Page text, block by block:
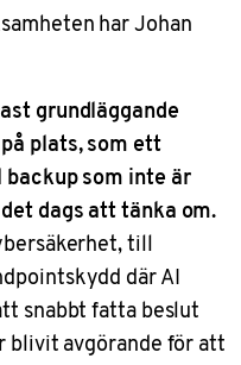
har Johan
grundläggande
plats, som ett
som inte är
dags att tänka om.
till
där AI
snabbt fatta beslut
blivit avgörande för att